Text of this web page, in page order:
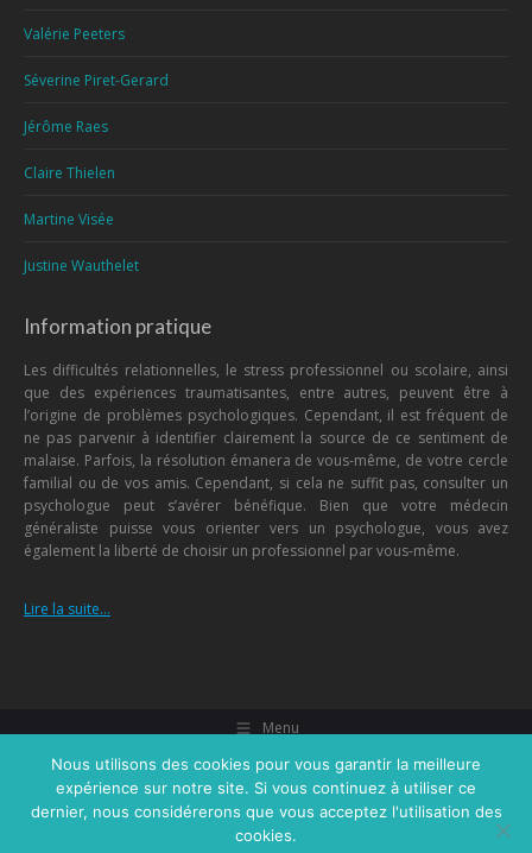
Valérie Peeters
Séverine Piret-Gerard
Jérôme Raes
Claire Thielen
Martine Visée
Justine Wauthelet
Information pratique
Les difficultés relationnelles, le stress professionnel ou scolaire, ainsi
que des expériences traumatisantes, entre autres, peuvent être à
l’origine de problèmes psychologiques. Cependant, il est fréquent de
ne pas parvenir à identifier clairement la source de ce sentiment de
malaise. Parfois, la résolution émanera de vous-même, de votre cercle
familial ou de vos amis. Cependant, si cela ne suffit pas, consulter un
psychologue peut s’avérer bénéfique. Bien que votre médecin
généraliste puisse vous orienter vers un psychologue, vous avez
également la liberté de choisir un professionnel par vous-même.
Lire la suite…
Menu
Copyright © 2026 Centre Psychologique Brabant Wallon , tous droits
réservés.
Powered byPrivium Consulting - Services pour psychologues,
psycho(thérapeutes) et hypnothérapeutes.
Nous utilisons des cookies pour vous garantir la meilleure
expérience sur notre site. Si vous continuez à utiliser ce
dernier, nous considérerons que vous acceptez l'utilisation des
cookies.